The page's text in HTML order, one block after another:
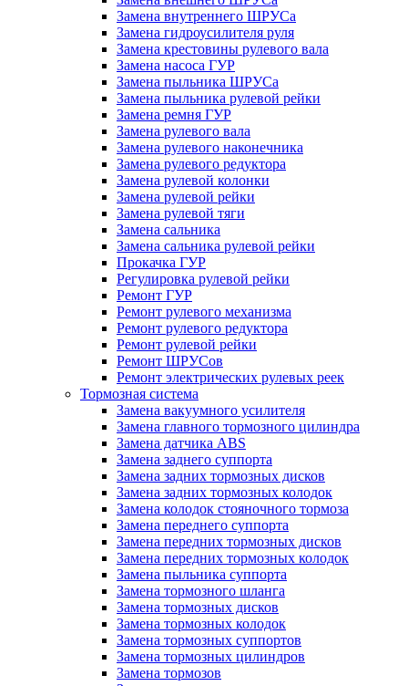
Замена внутреннего ШРУСа
Замена гидроусилителя руля
Замена крестовины рулевого вала
Замена насоса ГУР
Замена пыльника ШРУСа
Замена пыльника рулевой рейки
Замена ремня ГУР
Замена рулевого вала
Замена рулевого наконечника
Замена рулевого редуктора
Замена рулевой колонки
Замена рулевой рейки
Замена рулевой тяги
Замена сальника
Замена сальника рулевой рейки
Прокачка ГУР
Регулировка рулевой рейки
Ремонт ГУР
Ремонт рулевого механизма
Ремонт рулевого редуктора
Ремонт рулевой рейки
Ремонт ШРУСов
Ремонт электрических рулевых реек
Тормозная система
Замена вакуумного усилителя
Замена главного тормозного цилиндра
Замена датчика ABS
Замена заднего суппорта
Замена задних тормозных дисков
Замена задних тормозных колодок
Замена колодок стояночного тормоза
Замена переднего суппорта
Замена передних тормозных дисков
Замена передних тормозных колодок
Замена пыльника суппорта
Замена тормозного шланга
Замена тормозных дисков
Замена тормозных колодок
Замена тормозных суппортов
Замена тормозных цилиндров
Замена тормозов